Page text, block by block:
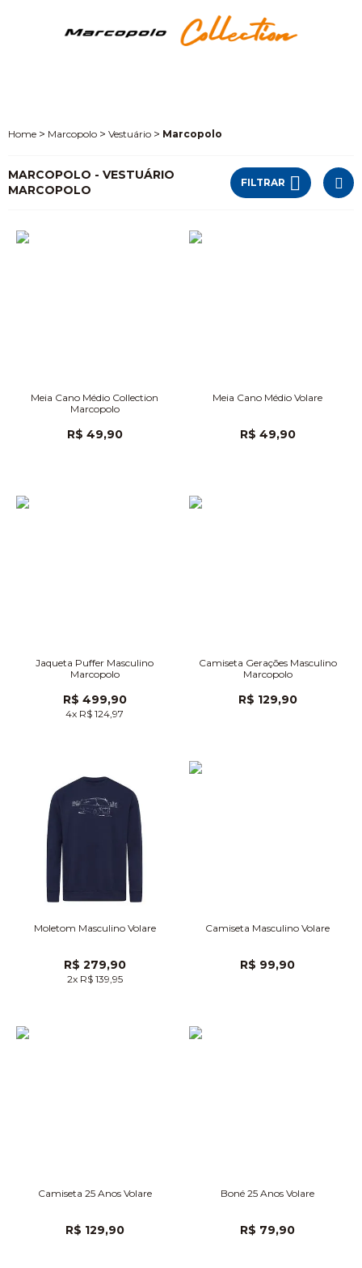
Marcopolo Vestuário Marcopolo
MARCOPOLO - VESTUÁRIO
MARCOPOLO
FILTRAR
Meia Cano Médio Collection
Marcopolo
R$ 49,90
Meia Cano Médio Volare
R$ 49,90
Jaqueta Puffer Masculino
Marcopolo
R$ 499,90
4x R$ 124,97
Camiseta Gerações Masculino
Marcopolo
R$ 129,90
Moletom Masculino Volare
R$ 279,90
2x R$ 139,95
Camiseta Masculino Volare
R$ 99,90
Camiseta 25 Anos Volare
R$ 129,90
Boné 25 Anos Volare
R$ 79,90